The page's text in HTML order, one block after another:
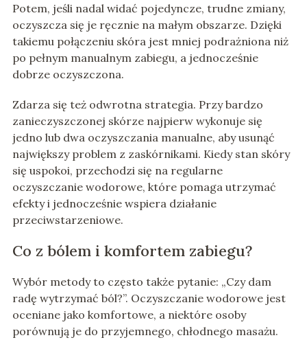
Potem, jeśli nadal widać pojedyncze, trudne zmiany,
oczyszcza się je ręcznie na małym obszarze. Dzięki
takiemu połączeniu skóra jest mniej podrażniona niż
po pełnym manualnym zabiegu, a jednocześnie
dobrze oczyszczona.
Zdarza się też odwrotna strategia. Przy bardzo
zanieczyszczonej skórze najpierw wykonuje się
jedno lub dwa oczyszczania manualne, aby usunąć
największy problem z zaskórnikami. Kiedy stan skóry
się uspokoi, przechodzi się na regularne
oczyszczanie wodorowe, które pomaga utrzymać
efekty i jednocześnie wspiera działanie
przeciwstarzeniowe.
Co z bólem i komfortem zabiegu?
Wybór metody to często także pytanie: „Czy dam
radę wytrzymać ból?”. Oczyszczanie wodorowe jest
oceniane jako komfortowe, a niektóre osoby
porównują je do przyjemnego, chłodnego masażu.